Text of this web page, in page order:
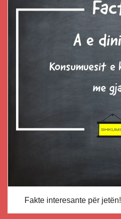
Fakte interesante për jetën!